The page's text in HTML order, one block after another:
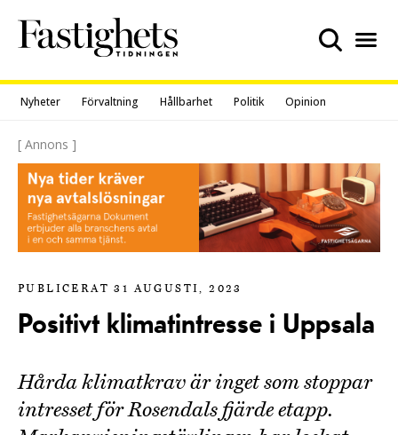
content
Nyheter Förvaltning Hållbarhet Politik Opinion
[ Annons ]
PUBLICERAT 31 AUGUSTI, 2023
Positivt klimatintresse i Uppsala
Hårda klimatkrav är inget som stoppar
intresset för Rosendals fjärde etapp.